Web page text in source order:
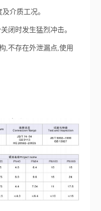
介质工况。
闭时发生猛烈冲击。
,不存在外泄漏点,使用